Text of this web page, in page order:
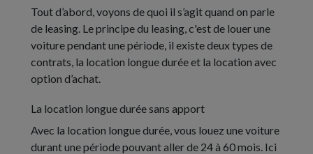
Tout d’abord, voyons de quoi il s’agit quand on parle
de leasing. Le principe du leasing, c'est de louer une
voiture pendant une période, il existe deux types de
contrats, la location longue durée et la location avec
option d’achat.
La location longue durée sans apport
Avec la location longue durée, vous louez une voiture
durant une période pouvant aller de 24 à 60 mois. Ici